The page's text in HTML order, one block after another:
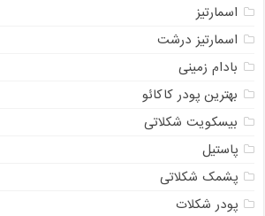
اسمارتیز
اسمارتیز درشت
بادام زمینی
بهترین پودر کاکائو
بیسکویت شکلاتی
پاستیل
پشمک شکلاتی
پودر شکلات